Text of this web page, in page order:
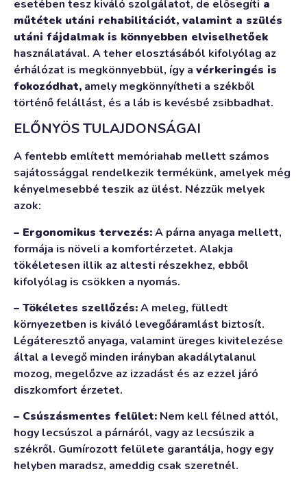
esetében tesz kiváló szolgálatot, de elősegíti a
műtétek utáni rehabilitációt, valamint a szülés
utáni fájdalmak is könnyebben elviselhetőek
használatával. A teher elosztásából kifolyólag az
érhálózat is megkönnyebbül, így a vérkeringés is
fokozódhat, amely megkönnyítheti a székből
történő felállást, és a láb is kevésbé zsibbadhat.
ELŐNYÖS TULAJDONSÁGAI
A fentebb említett memóriahab mellett számos
sajátossággal rendelkezik termékünk, amelyek még
kényelmesebbé teszik az ülést. Nézzük melyek
azok:
– Ergonomikus tervezés:A párna anyaga mellett,
formája is növeli a komfortérzetet. Alakja
tökéletesen illik az altesti részekhez, ebből
kifolyólag is csökken a nyomás.
– Tökéletes szellőzés:A meleg, fülledt
környezetben is kiváló levegőáramlást biztosít.
Légáteresztő anyaga, valamint üreges kivitelezése
által a levegő minden irányban akadálytalanul
mozog, megelőzve az izzadást és az ezzel járó
diszkomfort érzetet.
– Csúszásmentes felület: Nem kell félned attól,
hogy lecsúszol a párnáról, vagy az lecsúszik a
székről. Gumírozott felülete garantálja, hogy egy
helyben maradsz, ameddig csak szeretnél.